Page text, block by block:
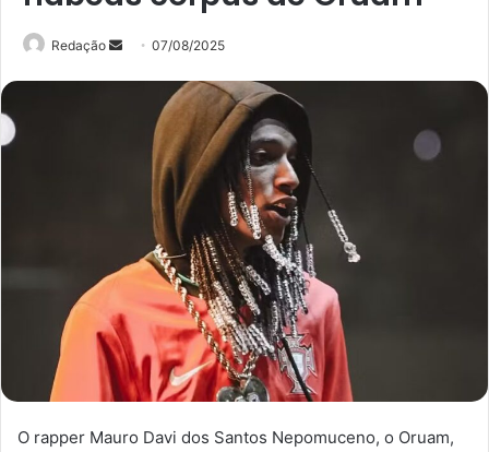
Redação
Mande07/08/2025
O rapper Mauro Davi dos Santos Nepomuceno, o Oruam,